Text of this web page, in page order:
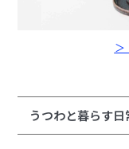
＞
うつわと暮らす日